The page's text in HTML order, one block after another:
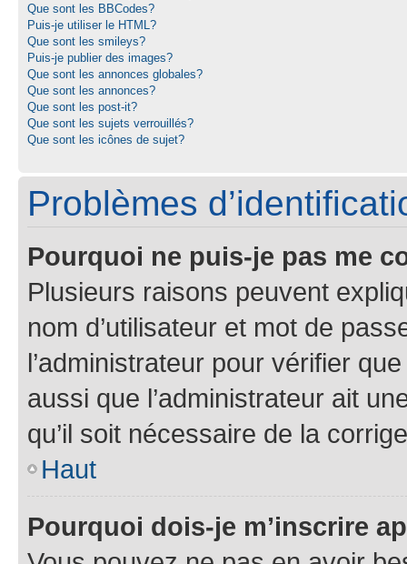
Que sont les BBCodes?
Puis-je utiliser le HTML?
Que sont les smileys?
Puis-je publier des images?
Que sont les annonces globales?
Que sont les annonces?
Que sont les post-it?
Que sont les sujets verrouillés?
Que sont les icônes de sujet?
Problèmes
Pourquoi ne puis-je pas me
Plusieurs raisons peuvent
nom d’utilisateur et mot de
l’administrateur pour vérifier
aussi que l’administrateur ait
qu’il soit nécessaire de la
Haut
Pourquoi dois-je m’inscrire